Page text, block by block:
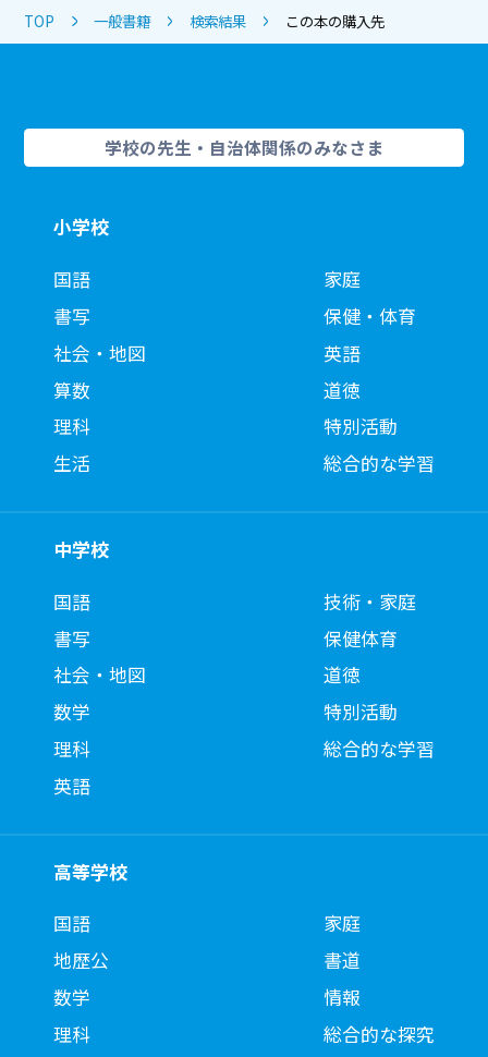
TOP 一般書籍 検索結果 この本の購入先
学校の先生・自治体関係のみなさま
小学校
国語
書写
社会・地図
算数
理科
生活
家庭
保健・体育
英語
道徳
特別活動
総合的な学習
中学校
国語
書写
社会・地図
数学
理科
英語
技術・家庭
保健体育
道徳
特別活動
総合的な学習
高等学校
国語
地歴公
数学
理科
家庭
書道
情報
総合的な探究